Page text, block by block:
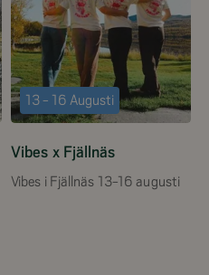
13 - 16 Augusti
Vibes x Fjällnäs
Vibes i Fjällnäs 13-16 augusti